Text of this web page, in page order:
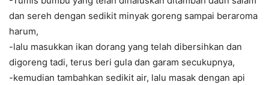
dan sereh dengan sedikit minyak goreng sampai beraroma
harum,
-lalu masukkan ikan dorang yang telah dibersihkan dan
digoreng tadi, terus beri gula dan garam secukupnya,
-kemudian tambahkan sedikit air, lalu masak dengan api